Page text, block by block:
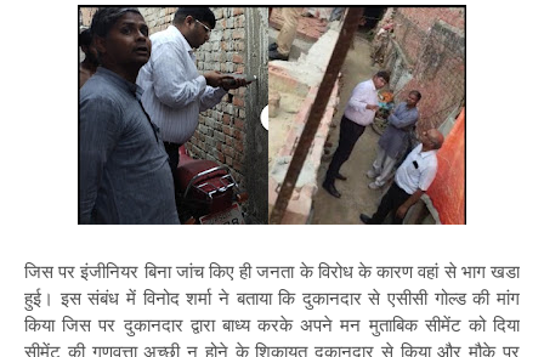
जिस पर इंजीनियर बिना जांच किए ही जनता के विरोध के कारण वहां से भाग खडा
हुई। इस संबंध में विनोद शर्मा ने बताया कि दुकानदार से एसीसी गोल्ड की मांग
किया जिस पर दुकानदार द्वारा बाध्य करके अपने मन मुताबिक सीमेंट को दिया
सीमेंट की गुणवत्ता अच्छी न होने के शिकायत दुकानदार से किया और मौके पर